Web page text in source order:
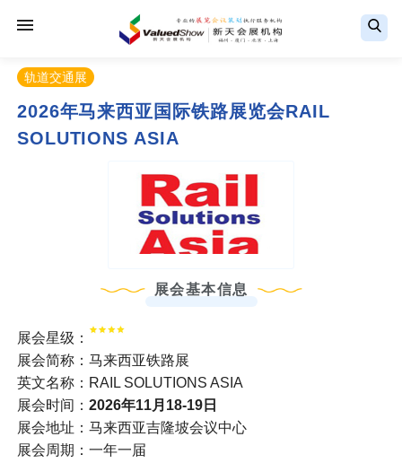
轨道交通展
2026年马来西亚国际铁路展览会RAIL
SOLUTIONS ASIA
展会基本信息
展会星级：
展会简称：马来西亚铁路展
英文名称：RAIL SOLUTIONS ASIA
展会时间： 2026年11月18-19日
展会地址：马来西亚吉隆坡会议中心
展会周期：一年一届